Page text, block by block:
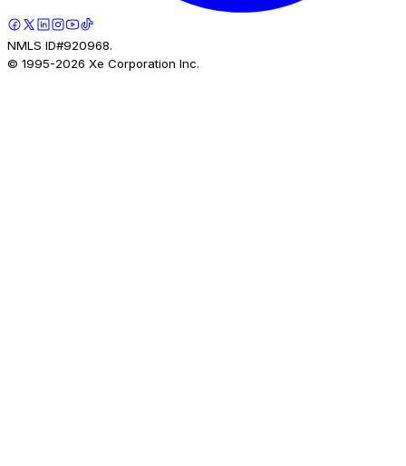
NMLS ID#920968.
© 1995-2026 Xe Corporation Inc.